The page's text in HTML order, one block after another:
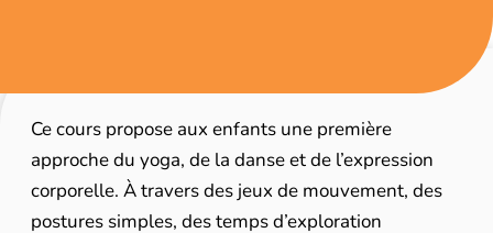
Ce cours propose aux enfants une première
approche du yoga, de la danse et de l’expression
corporelle. À travers des jeux de mouvement, des
postures simples, des temps d’exploration